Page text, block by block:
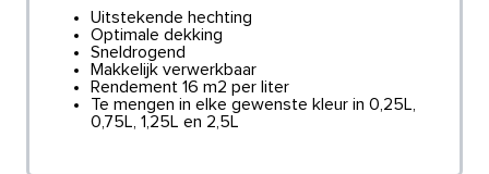
Uitstekende hechting
Optimale dekking
Sneldrogend
Makkelijk verwerkbaar
Rendement 16 m2 per liter
Te mengen in elke gewenste kleur in 0,25L,
0,75L, 1,25L en 2,5L